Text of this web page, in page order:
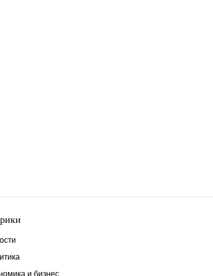
и бизнес